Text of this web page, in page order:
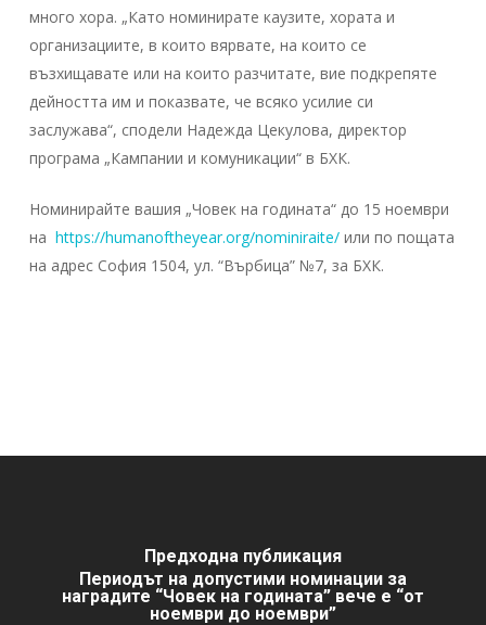
много хора. „Като номинирате каузите, хората и
организациите, в които вярвате, на които се
възхищавате или на които разчитате, вие подкрепяте
дейността им и показвате, че всяко усилие си
заслужава“, сподели Надежда Цекулова, директор
програма „Кампании и комуникации“ в БХК.
Номинирайте вашия „Човек на годината“ до 15 ноември
на https://humanoftheyear.org/nominiraite/или по пощата
на адрес София 1504, ул. “Върбица” №7, за БХК.
Предходна публикация
Периодът на допустими номинации за
наградите “Човек на годината” вече е “от
ноември до ноември”